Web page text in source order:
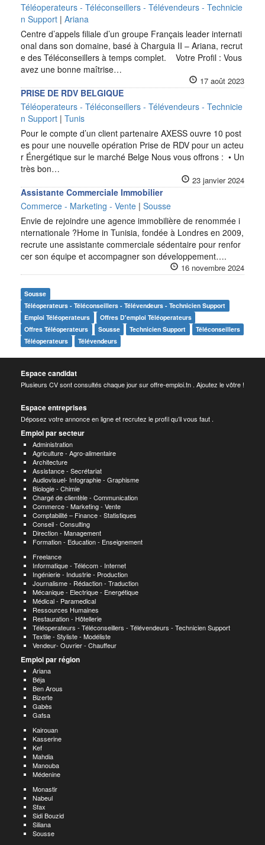
Téléoperateurs - Téléconseillers - Télévendeurs - Technicie
n Support | Ariana
Centre d’appels filiale d’un groupe Français leader internati
onal dans son domaine, basé à Charguia II – Ariana, recrut
e des Téléconseillers à temps complet. Votre Profil : Vous
avez une bonne maîtrise…
17 août 2023
PRISE DE RDV BELGIQUE
Téléoperateurs - Téléconseillers - Télévendeurs - Technicie
n Support | Tunis
Pour le compte d’un client partenaire AXESS ouvre 10 post
es pour une nouvelle opération Prise de RDV pour un acteu
r Énergétique sur le marché Belge Nous vous offrons : • Un
très bon…
23 janvier 2024
Assistante Commerciale Immobilier
Commerce - Marketing - Vente | Sousse
Envie de rejoindre une agence immobilière de renommée i
nternationale ?Home in Tunisia, fondée à Londres en 2009,
recrute une assistante commerciale sédentaire pour renfor
cer son équipe et accompagner son développement….
16 novembre 2024
Sousse
Téléoperateurs - Téléconseillers - Télévendeurs - Technicien Support
Emploi Téléoperateurs
Offres D'emploi Téléoperateurs
Offres Téléoperateurs
Sousse Technicien Support
Téléconseillers
Téléoperateurs
Télévendeurs
Espace candidat
Plusieurs CV sont consultés chaque jour sur offre-emploi.tn . Ajoutez le vôtre !
Espace entreprises
Déposez votre annonce en ligne et recrutez le profil qu’il vous faut .
Emploi par secteur
Administration
Agriculture - Agro-alimentaire
Architecture
Assistance - Secrétariat
Audiovisuel- Infographie - Graphisme
Biologie - Chimie
Chargé de clientèle - Communication
Commerce - Marketing - Vente
Comptabilité – Finance - Statistiques
Conseil - Consulting
Direction - Management
Formation - Education - Enseignement
Freelance
Informatique - Télécom - Internet
Ingénierie - Industrie - Production
Journalisme - Rédaction - Traduction
Mécanique - Electrique - Energétique
Médical - Paramedical
Ressources Humaines
Restauration - Hôtellerie
Téléoperateurs - Téléconseillers - Télévendeurs - Technicien Support
Textile - Styliste - Modéliste
Vendeur- Ouvrier - Chauffeur
Emploi par région
Ariana
Béja
Ben Arous
Bizerte
Gabès
Gafsa
Kairouan
Kasserine
Kef
Mahdia
Manouba
Médenine
Monastir
Nabeul
Sfax
Sidi Bouzid
Siliana
Sousse